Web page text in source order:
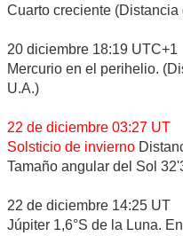
Cuarto creciente
20 diciembre 18:19 UTC+1
Mercurio en el perihelio.
U.A.)
22 de diciembre 03:27 UT
Solsticio de invierno
Tamaño angular del Sol
22 de diciembre 14:25 UT
Júpiter 1,6°S de la Luna.